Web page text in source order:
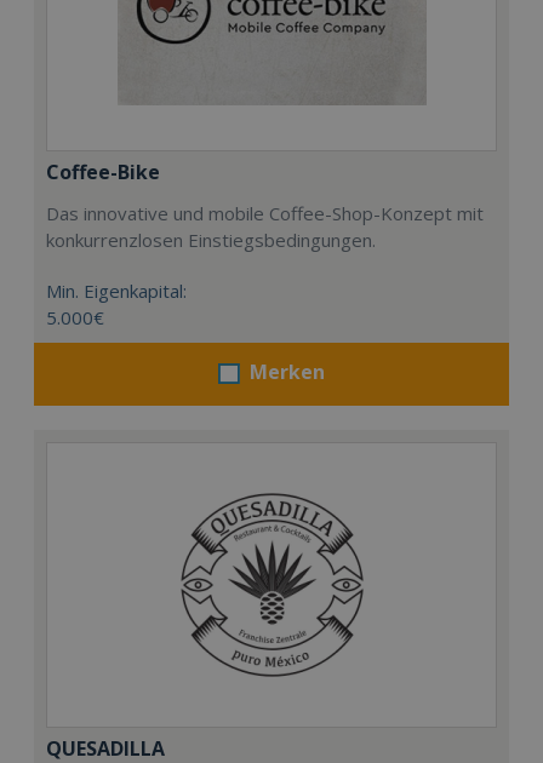
Coffee-Bike
Das innovative und mobile Coffee-Shop-Konzept mit
konkurrenzlosen Einstiegsbedingungen.
Min. Eigenkapital:
5.000€
Merken
QUESADILLA